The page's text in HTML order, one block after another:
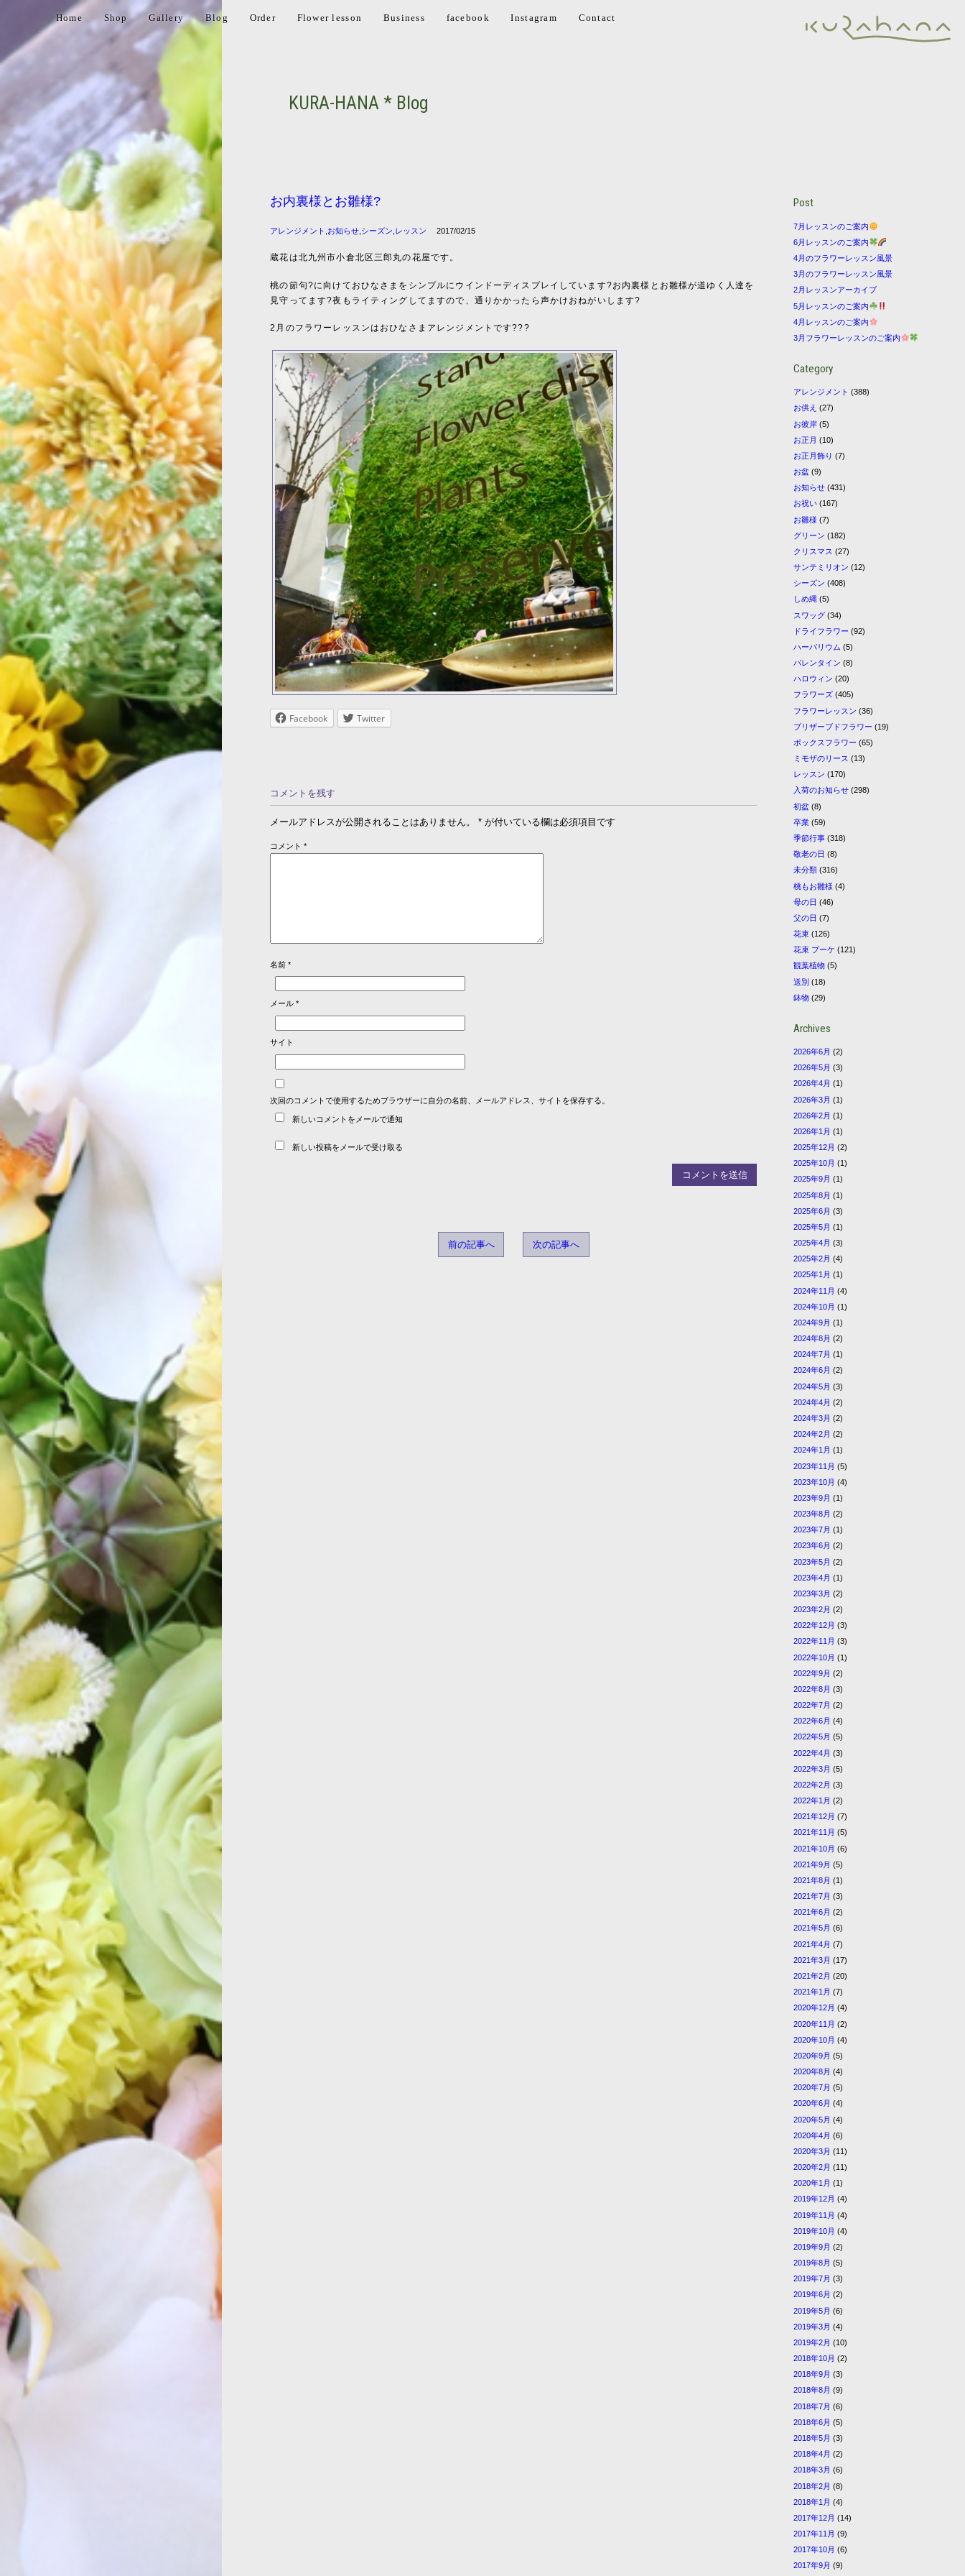
Home Shop Gallery Blog Order Flower lesson Business facebook Instagram Contact
KURA-HANA * Blog
お内裏様とお雛様?
アレンジメント お知らせ シーズン レッスン 2017/02/15
蔵花は北九州市小倉北区三郎丸の花屋です。
桃の節句?に向けておひなさまをシンプルにウインドーディスプレイしています?お内裏様とお雛様が道ゆく人達を
見守ってます?夜もライティングしてますので、通りかかったら声かけおねがいします?
2月のフラワーレッスンはおひなさまアレンジメントです???
Facebook Twitter
コメントを残す
メールアドレスが公開されることはありません。 * が付いている欄は必須項目です
コメント*
名前*
メール*
サイト
次回のコメントで使用するためブラウザーに自分の名前、メールアドレス、サイトを保存する。
新しいコメントをメールで通知
新しい投稿をメールで受け取る
前の記事へ 次の記事へ
Post
7月レッスンのご案内
6月レッスンのご案内
4月のフラワーレッスン風景
3月のフラワーレッスン風景
2月レッスンアーカイブ
5月レッスンのご案内
4月レッスンのご案内
3月フラワーレッスンのご案内
Category
アレンジメント (388)
お供え (27)
お彼岸 (5)
お正月 (10)
お正月飾り (7)
お盆 (9)
お知らせ (431)
お祝い (167)
お雛様 (7)
グリーン (182)
クリスマス (27)
サンテミリオン (12)
シーズン (408)
しめ縄 (5)
スワッグ (34)
ドライフラワー (92)
ハーバリウム (5)
バレンタイン (8)
ハロウィン (20)
フラワーズ (405)
フラワーレッスン (36)
プリザーブドフラワー (19)
ボックスフラワー (65)
ミモザのリース (13)
レッスン (170)
入荷のお知らせ (298)
初盆 (8)
卒業 (59)
季節行事 (318)
敬老の日 (8)
未分類 (316)
桃もお雛様 (4)
母の日 (46)
父の日 (7)
花束 (126)
花束 ブーケ (121)
観葉植物 (5)
送別 (18)
鉢物 (29)
Archives
2026年6月 (2)
2026年5月 (3)
2026年4月 (1)
2026年3月 (1)
2026年2月 (1)
2026年1月 (1)
2025年12月 (2)
2025年10月 (1)
2025年9月 (1)
2025年8月 (1)
2025年6月 (3)
2025年5月 (1)
2025年4月 (3)
2025年2月 (4)
2025年1月 (1)
2024年11月 (4)
2024年10月 (1)
2024年9月 (1)
2024年8月 (2)
2024年7月 (1)
2024年6月 (2)
2024年5月 (3)
2024年4月 (2)
2024年3月 (2)
2024年2月 (2)
2024年1月 (1)
2023年11月 (5)
2023年10月 (4)
2023年9月 (1)
2023年8月 (2)
2023年7月 (1)
2023年6月 (2)
2023年5月 (2)
2023年4月 (1)
2023年3月 (2)
2023年2月 (2)
2022年12月 (3)
2022年11月 (3)
2022年10月 (1)
2022年9月 (2)
2022年8月 (3)
2022年7月 (2)
2022年6月 (4)
2022年5月 (5)
2022年4月 (3)
2022年3月 (5)
2022年2月 (3)
2022年1月 (2)
2021年12月 (7)
2021年11月 (5)
2021年10月 (6)
2021年9月 (5)
2021年8月 (1)
2021年7月 (3)
2021年6月 (2)
2021年5月 (6)
2021年4月 (7)
2021年3月 (17)
2021年2月 (20)
2021年1月 (7)
2020年12月 (4)
2020年11月 (2)
2020年10月 (4)
2020年9月 (5)
2020年8月 (4)
2020年7月 (5)
2020年6月 (4)
2020年5月 (4)
2020年4月 (6)
2020年3月 (11)
2020年2月 (11)
2020年1月 (1)
2019年12月 (4)
2019年11月 (4)
2019年10月 (4)
2019年9月 (2)
2019年8月 (5)
2019年7月 (3)
2019年6月 (2)
2019年5月 (6)
2019年3月 (4)
2019年2月 (10)
2018年10月 (2)
2018年9月 (3)
2018年8月 (9)
2018年7月 (6)
2018年6月 (5)
2018年5月 (3)
2018年4月 (2)
2018年3月 (6)
2018年2月 (8)
2018年1月 (4)
2017年12月 (14)
2017年11月 (9)
2017年10月 (6)
2017年9月 (9)